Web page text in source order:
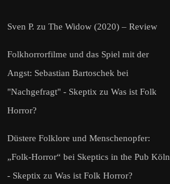
Sven P. zu The Widow (2020) – Review
Folkhorrorfilme und das Spiel mit der
Angst: Sebastian Bartoschek bei
"Nachgefragt" - Skeptix zu Was ist Folk
Horror?
Düstere Folklore und Menschenopfer:
„Folk-Horror“ bei Skeptics in the Pub Köln
- Skeptix zu Was ist Folk Horror?